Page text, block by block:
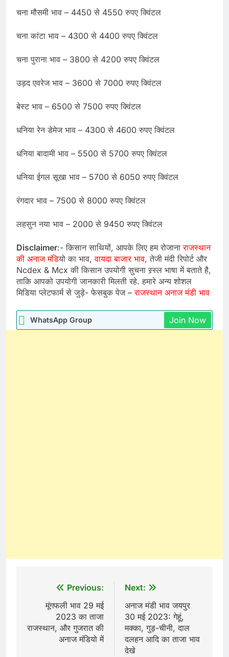
चना मौसमी भाव – 4450 से 4550 रुपए क्विंटल
चना कांटा भाव – 4300 से 4400 रुपए क्विंटल
चना पुराना भाव – 3800 से 4200 रुपए क्विंटल
उड़द एवरेज भाव – 3600 से 7000 रुपए क्विंटल
बेस्ट भाव – 6500 से 7500 रुपए क्विंटल
धनिया रेन डेमेज भाव – 4300 से 4600 रुपए क्विंटल
धनिया बादामी भाव – 5500 से 5700 रुपए क्विंटल
धनिया ईगल सूखा भाव – 5700 से 6050 रुपए क्विंटल
रंगदार भाव – 7500 से 8000 रुपए क्विंटल
लहसुन नया भाव – 2000 से 9450 रुपए क्विंटल
Disclaimer:- किसान साथियों, आपके लिए हम रोजानाराजस्थान
की अनाज मंडियो का भाव, वायदा बाजार भाव, तेजी मंदी रिपोर्ट और
Ncdex & Mcx की किसान उपयोगी सुचना स्र्स्ल भाषा में बताते है,
ताकि आपको उपयोगी जानकारी मिलती रहे. हमारे अन्य शोशल
मिडिया प्लेटफार्म से जुड़े- फेसबुक पेज –राजस्थान अनाज मंडी भाव
WhatsApp Group Join Now
navigation
Previous:
मूंगफली भाव 29 मई
2023 का ताजा
राजस्थान, और गुजरात की
अनाज मंडियो में
Next:
अनाज मंडी भाव जयपुर
30 मई 2023: गेहूं,
मक्का, गुड़-चीनी, दाल
दलहन आदि का ताजा भाव
देखे